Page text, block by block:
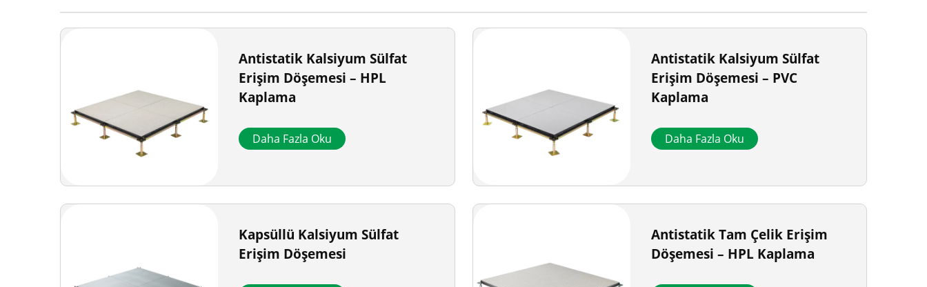
Antistatik Kalsiyum Sülfat
Erişim Döşemesi – HPL
Kaplama
Daha Fazla Oku
Antistatik Kalsiyum Sülfat
Erişim Döşemesi – PVC
Kaplama
Daha Fazla Oku
Kapsüllü Kalsiyum Sülfat
Erişim Döşemesi
Antistatik Tam Çelik Erişim
Döşemesi – HPL Kaplama